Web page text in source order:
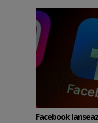
Facebook